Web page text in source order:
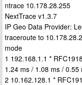
ntrace 10.178.28.255
NextTrace v1.3.7
IP Geo Data Provider:
traceroute to
mode
1 192.168.1.1 * RFC1918
1.24 ms / 1.08 ms / 0.55
2 10.162.128.1 *